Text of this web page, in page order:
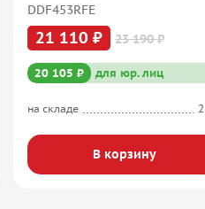
DDF453RFE
21 110 ₽ 23 190 ₽
20 105 ₽ для юр. лиц
на складе
В корзину